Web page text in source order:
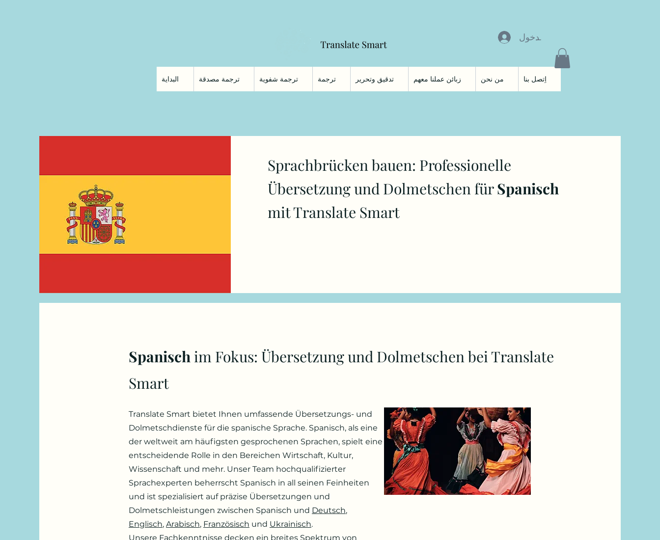
البداية ترجمة مصدقة ترجمة شفوية ترجمة تدقيق وتحرير زبائن عملنا معهم من نحن اِتصل بنا
تسجيل الدخول
Sprachbrücken bauen: Professionelle
Übersetzung und Dolmetschen fürSpanisch
mit Translate Smart
Spanisch im Fokus: Übersetzung und Dolmetschen bei Translate
Smart
Translate Smart bietet Ihnen umfassende Übersetzungs- und
Dolmetschdienste für die spanische Sprache. Spanisch, als eine
der weltweit am häufigsten gesprochenen Sprachen, spielt eine
entscheidende Rolle in den Bereichen Wirtschaft, Kultur,
Wissenschaft und mehr. Unser Team hochqualifizierter
Sprachexperten beherrscht Spanisch in all seinen Feinheiten
und ist spezialisiert auf präzise Übersetzungen und
Dolmetschleistungen zwischen Spanisch und Deutsch,
Englisch, Arabisch, Französisch und Ukrainisch.
Unsere Fachkenntnisse decken ein breites Spektrum von